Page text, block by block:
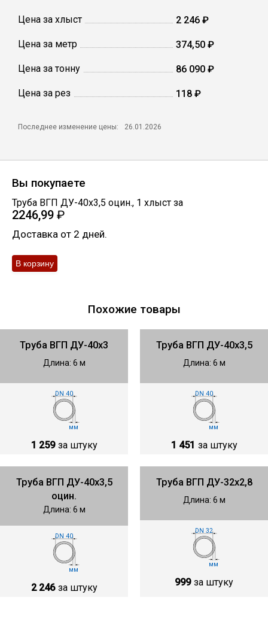
Проволока
Цена за хлыст 2 246 ₽
Цена за метр 374,50 ₽
Цена за тонну 86 090 ₽
Цена за рез 118 ₽
Последнее изменение цены: 26.01.2026
Вы покупаете
Труба ВГП ДУ-40х3,5 оцин., 1 хлыст за
2246,99 ₽
Доставка от 2 дней.
Похожие товары
Труба ВГП ДУ-40х3
Длина: 6 м
DN 40
мм
1 259 за штуку
Труба ВГП ДУ-40х3,5
Длина: 6 м
DN 40
мм
1 451 за штуку
Труба ВГП ДУ-40х3,5
оцин.
Длина: 6 м
DN 40
мм
2 246 за штуку
Труба ВГП ДУ-32х2,8
Длина: 6 м
DN 32
мм
999 за штуку